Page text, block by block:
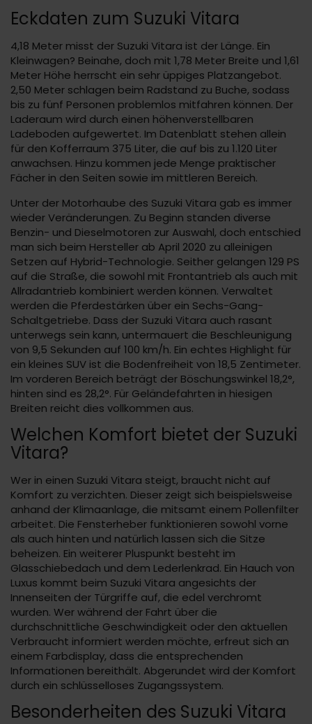
Eckdaten zum Suzuki Vitara
4,18 Meter misst der Suzuki Vitara ist der Länge. Ein
Kleinwagen? Beinahe, doch mit 1,78 Meter Breite und 1,61
Meter Höhe herrscht ein sehr üppiges Platzangebot.
2,50 Meter schlagen beim Radstand zu Buche, sodass
bis zu fünf Personen problemlos mitfahren können. Der
Laderaum wird durch einen höhenverstellbaren
Ladeboden aufgewertet. Im Datenblatt stehen allein
für den Kofferraum 375 Liter, die auf bis zu 1.120 Liter
anwachsen. Hinzu kommen jede Menge praktischer
Fächer in den Seiten sowie im mittleren Bereich.
Unter der Motorhaube des Suzuki Vitara gab es immer
wieder Veränderungen. Zu Beginn standen diverse
Benzin- und Dieselmotoren zur Auswahl, doch entschied
man sich beim Hersteller ab April 2020 zu alleinigen
Setzen auf Hybrid-Technologie. Seither gelangen 129 PS
auf die Straße, die sowohl mit Frontantrieb als auch mit
Allradantrieb kombiniert werden können. Verwaltet
werden die Pferdestärken über ein Sechs-Gang-
Schaltgetriebe. Dass der Suzuki Vitara auch rasant
unterwegs sein kann, untermauert die Beschleunigung
von 9,5 Sekunden auf 100 km/h. Ein echtes Highlight für
ein kleines SUV ist die Bodenfreiheit von 18,5 Zentimeter.
Im vorderen Bereich beträgt der Böschungswinkel 18,2°,
hinten sind es 28,2°. Für Geländefahrten in hiesigen
Breiten reicht dies vollkommen aus.
Welchen Komfort bietet der Suzuki
Vitara?
Wer in einen Suzuki Vitara steigt, braucht nicht auf
Komfort zu verzichten. Dieser zeigt sich beispielsweise
anhand der Klimaanlage, die mitsamt einem Pollenfilter
arbeitet. Die Fensterheber funktionieren sowohl vorne
als auch hinten und natürlich lassen sich die Sitze
beheizen. Ein weiterer Pluspunkt besteht im
Glasschiebedach und dem Lederlenkrad. Ein Hauch von
Luxus kommt beim Suzuki Vitara angesichts der
Innenseiten der Türgriffe auf, die edel verchromt
wurden. Wer während der Fahrt über die
durchschnittliche Geschwindigkeit oder den aktuellen
Verbraucht informiert werden möchte, erfreut sich an
einem Farbdisplay, dass die entsprechenden
Informationen bereithält. Abgerundet wird der Komfort
durch ein schlüsselloses Zugangssystem.
Besonderheiten des Suzuki Vitara